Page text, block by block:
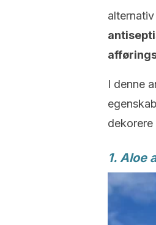
I denne
dekorere
1. Aloe